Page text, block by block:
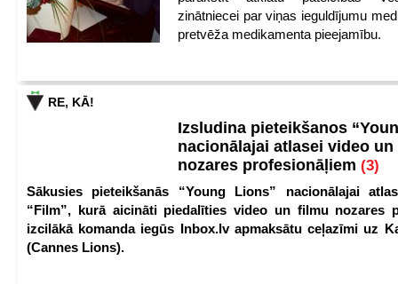
zinātniecei par viņas ieguldījumu
pretvēža medikamenta pieejamību.
RE, KĀ!
Izsludina pieteikšanos
nacionālajai atlasei video
nozares profesionāļiem (3)
Sākusies pieteikšanās “Young Lions” nacionālajai
“Film”, kurā aicināti piedalīties video un filmu nozares
izcilākā komanda iegūs Inbox.lv apmaksātu ceļazīmi uz
(Cannes Lions).